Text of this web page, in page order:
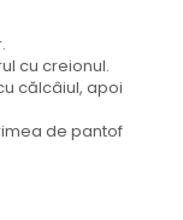
cu creionul.
călcâiul, apoi
de pantof